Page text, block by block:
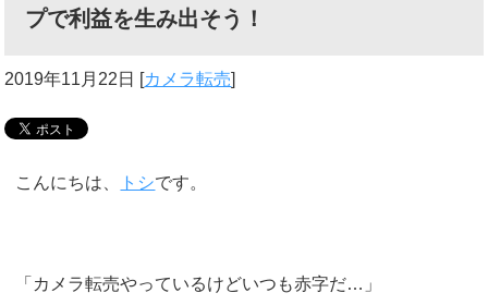
プで利益を生み出そう！
2019年11月22日 [カメラ転売]
こんにちは、 トシです。
「カメラ転売やっているけどいつも赤字だ…」